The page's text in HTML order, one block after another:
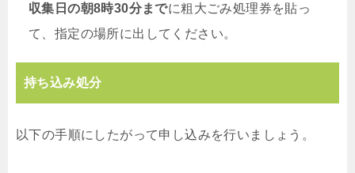
収集日の朝8時30分までに粗大ごみ処理券を貼っ
て、指定の場所に出してください。
持ち込み処分
以下の手順にしたがって申し込みを行いましょう。